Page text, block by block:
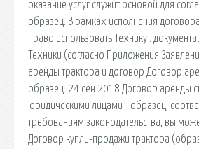
оказание услуг служит основой для
образец. В рамках исполнения
право использовать Технику .
Техники (согласно Приложения
аренды трактора и договор Договор
образец. 24 сен 2018 Договор аренды
юридическими лицами - образец,
требованиям законодательства, вы
Договор купли-продажи трактора